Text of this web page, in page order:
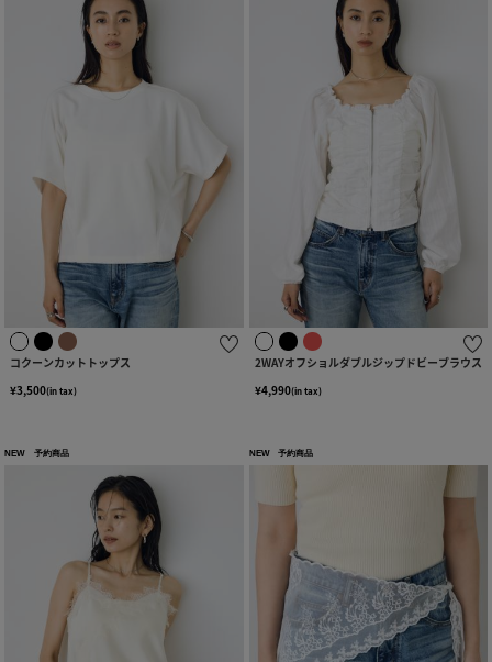
コクーンカットトップス
¥3,500(in tax)
2WAYオフショルダブルジップドビーブラウス
¥4,990(in tax)
NEW 予約商品 NEW 予約商品